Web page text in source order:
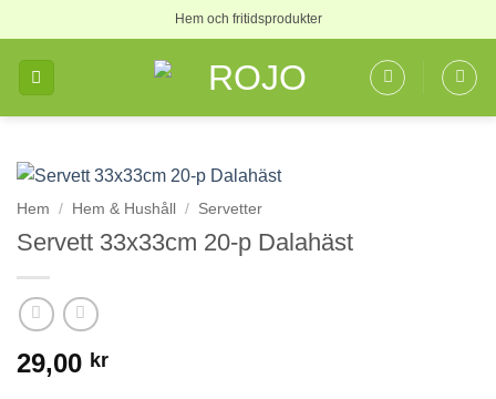
to
content
Hem och fritidsprodukter
Hem / Hem & Hushåll / Servetter
Servett 33x33cm 20-p Dalahäst
29,00 kr